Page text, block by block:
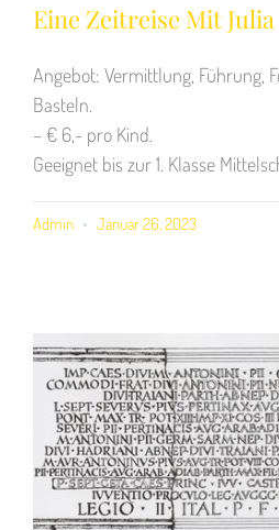
Eine Zeitreise Mit
Angebot: Vermittlung, Führung,
Basteln.
– € 6,- pro Kind.
Geeignet bis zur 1. Klasse
Admin Januar 26, 2023